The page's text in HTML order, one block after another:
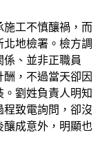
工不慎釀禍，而
地檢署。檢方調
、並非正職員
，不過當天卻因
劉姓負責人明知
致電詢問，卻沒
釀成意外，明顯也